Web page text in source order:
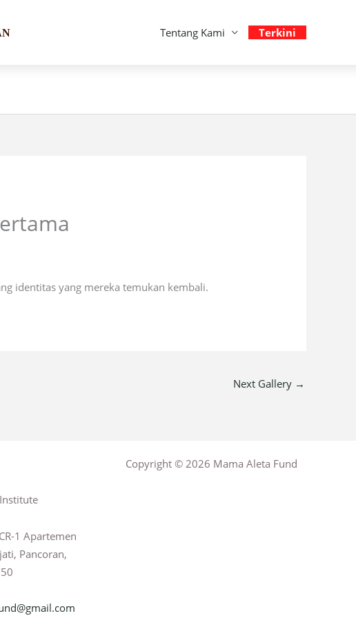
Tentang Kami Terkini
identitas yang mereka temukan kembali.
Next Gallery →
1 Apartemen
Pancoran,
Copyright © 2026 Mama Aleta Fund